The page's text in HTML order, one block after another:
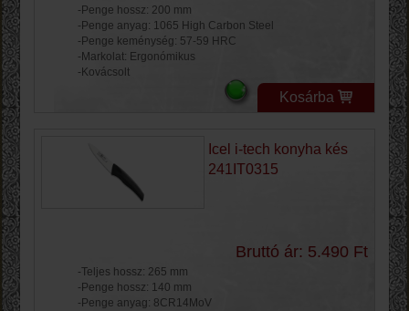
-Penge hossz: 200 mm
-Penge anyag: 1065 High Carbon Steel
-Penge keménység: 57-59 HRC
-Markolat: Ergonómikus
-Kovácsolt
Kosárba
Icel i-tech konyha kés
241IT0315
Bruttó ár: 5.490 Ft
-Teljes hossz: 265 mm
-Penge hossz: 140 mm
-Penge anyag: 8CR14MoV